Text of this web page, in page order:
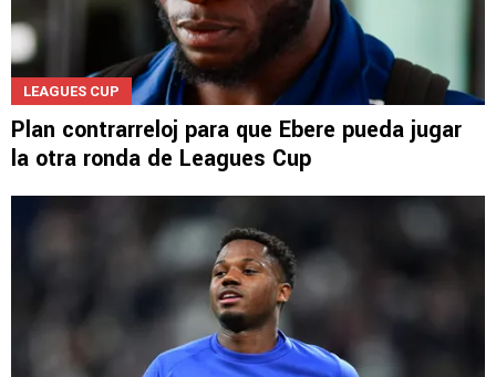
Plan contrarreloj para que Ebere pueda jugar
la otra ronda de Leagues Cup